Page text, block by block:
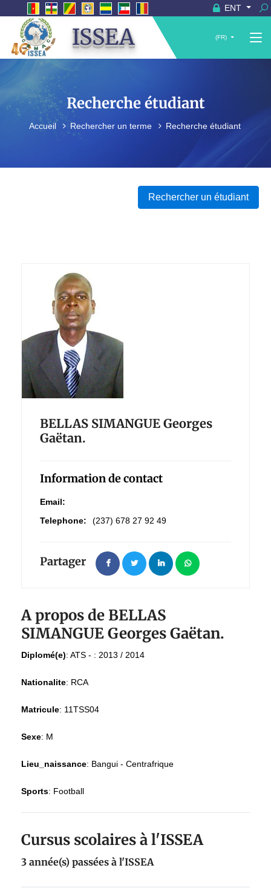
ENT
ISSEA (FR)
Recherche étudiant
Accueil Rechercher un terme Recherche étudiant
Rechercher un étudiant
BELLAS SIMANGUE Georges
Gaëtan.
Information de contact
Email:
Telephone:
(237) 678 27 92 49
Partager
A propos de BELLAS
SIMANGUE Georges Gaëtan.
Diplomé(e): ATS - : 2013 / 2014
Nationalite: RCA
Matricule: 11TSS04
Sexe: M
Lieu_naissance: Bangui - Centrafrique
Sports: Football
Cursus scolaires à l'ISSEA
3 année(s) passées à l'ISSEA